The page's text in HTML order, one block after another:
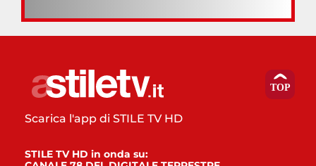
Scarica l'app di STILE TV HD
STILE TV HD in onda su: